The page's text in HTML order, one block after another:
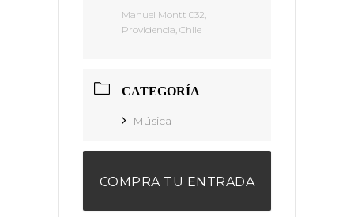
Manuel Montt 032,
Providencia, Chile
CATEGORÍA
Música
COMPRA TU ENTRADA